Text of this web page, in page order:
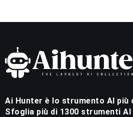
Ai Hunter è lo strumento AI
Sfoglia più di 1300 strumenti